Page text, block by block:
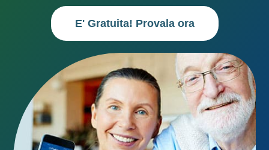
E' Gratuita! Provala ora